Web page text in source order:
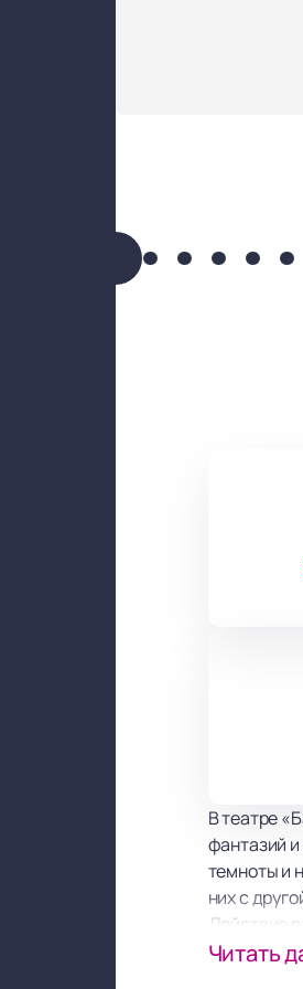
В театре
фантазий
темноты и
них с
Действие
Руби.
Читать